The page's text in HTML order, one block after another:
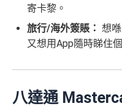
寄卡黎。
旅行/海外簽賬： 想
又想用App隨時睇住
八達通